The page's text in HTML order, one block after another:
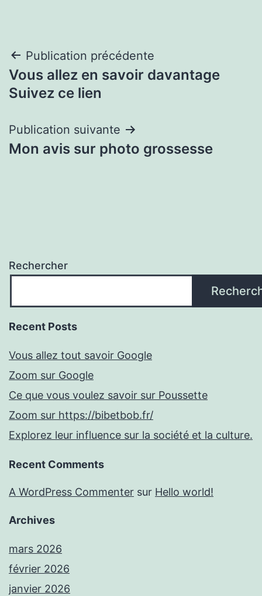
Navigation
de
Publication précédente
Vous allez en savoir davantage
Suivez ce lien
Publication suivante
Mon avis sur photo grossesse
Rechercher
Recent Posts
Vous allez tout savoir Google
Zoom sur Google
Ce que vous voulez savoir sur Poussette
Zoom sur https://bibetbob.fr/
Explorez leur influence sur la société et la culture.
Recent Comments
A WordPress Commenter sur Hello world!
Archives
mars 2026
février 2026
janvier 2026